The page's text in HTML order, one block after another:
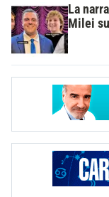
La
Milei